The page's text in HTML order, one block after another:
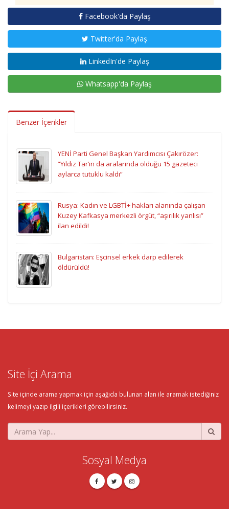
Facebook'da Paylaş
Twitter'da Paylaş
LinkedIn'de Paylaş
Whatsapp'da Paylaş
Benzer İçerikler
YENİ Parti Genel Başkan Yardımcısı Çakırözer:
“Yıldız Tar’ın da aralarında olduğu 15 gazeteci
aylarca tutuklu kaldı”
Rusya: Kadın ve LGBTİ+ hakları alanında çalışan
Kuzey Kafkasya merkezli örgüt, “aşırılık yanlısı”
ilan edildi!
Bulgaristan: Eşcinsel erkek darp edilerek
öldürüldü!
Site İçi Arama
Site içinde arama yapmak için aşağıda bulunan alan ile aramak istediğiniz
kelimeyi yazıp ilgili içerikleri görebilirsiniz.
Sosyal Medya